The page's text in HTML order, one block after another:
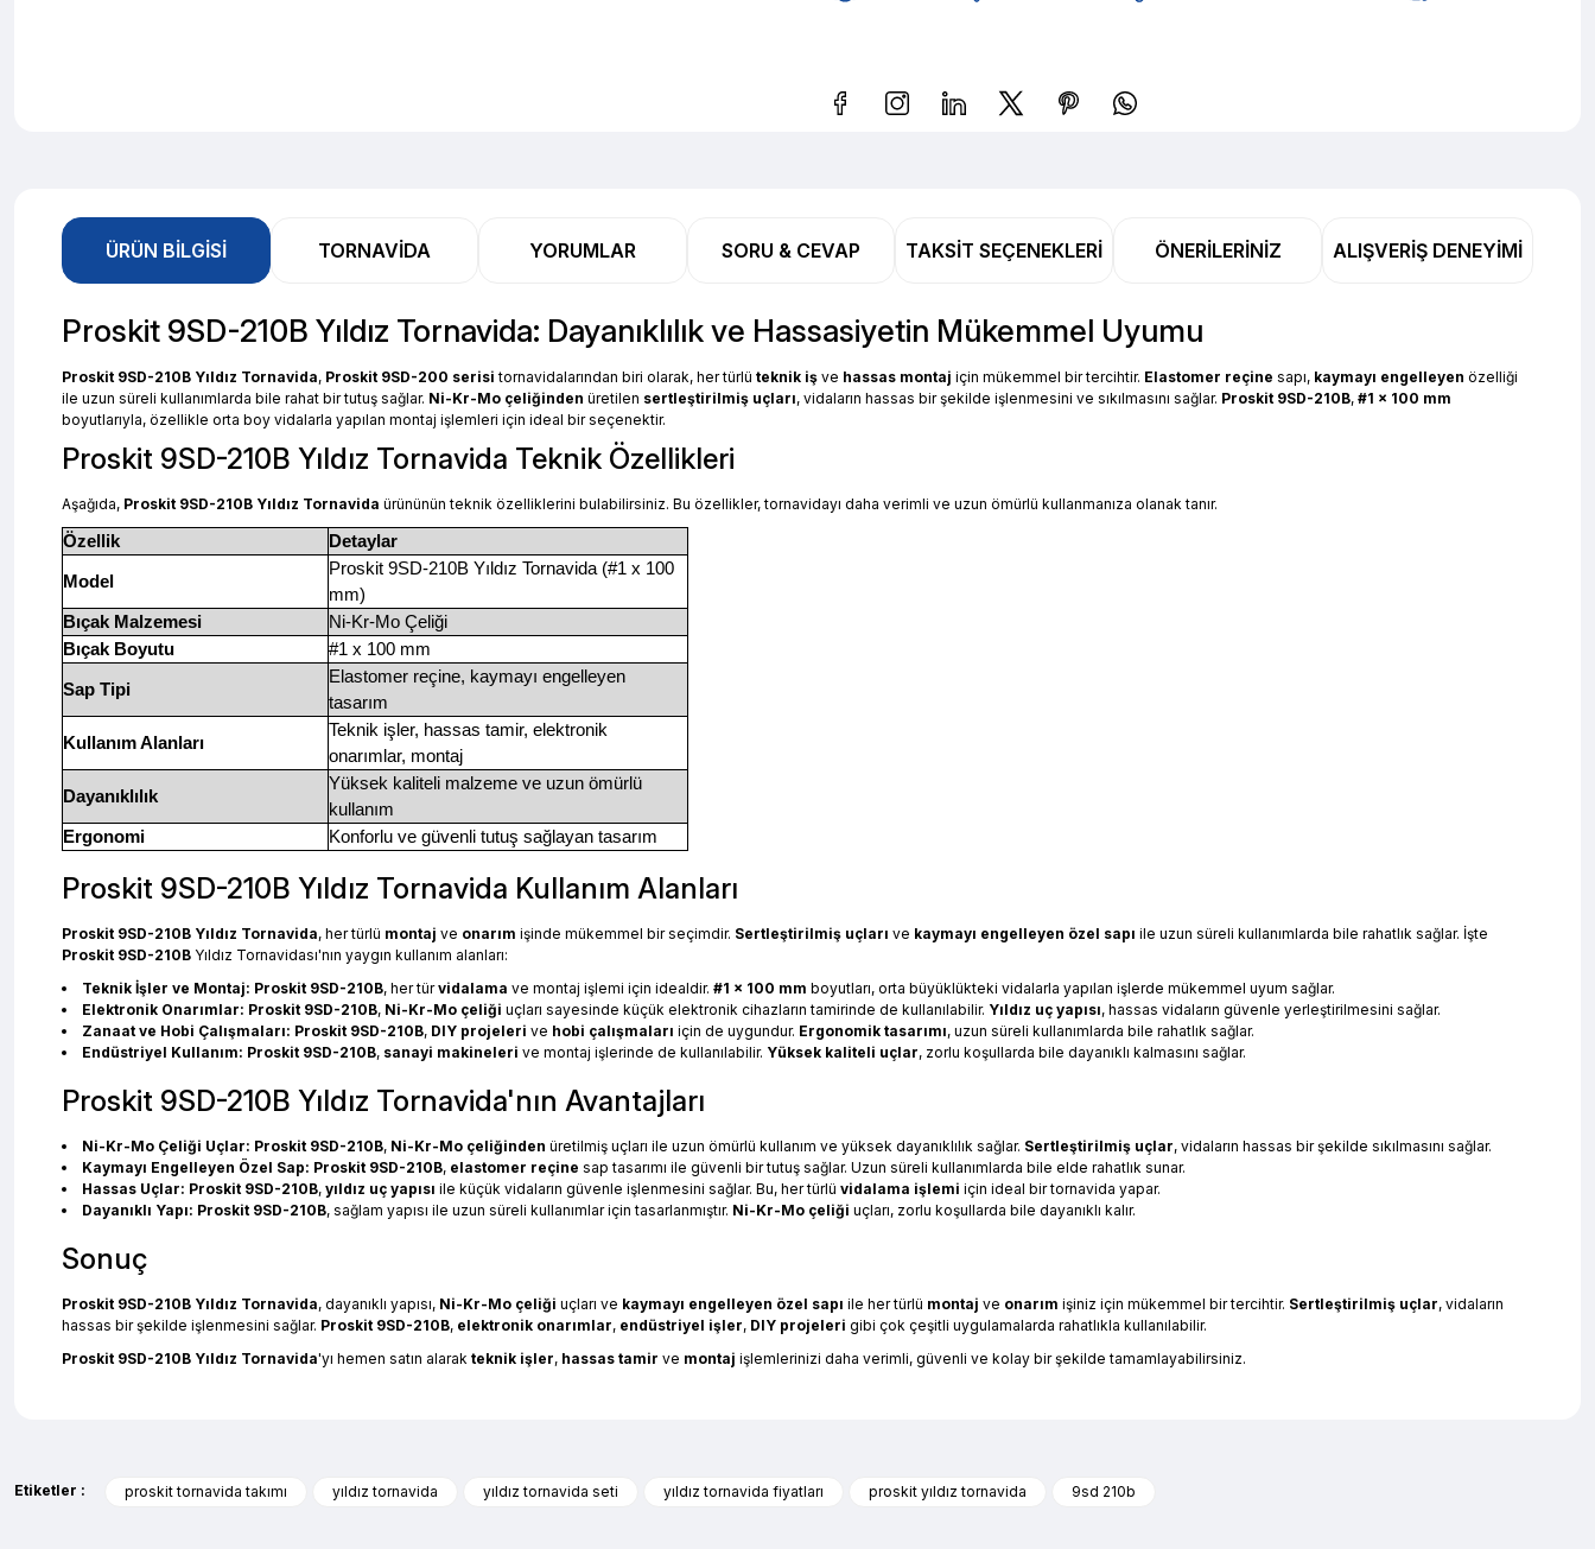
ÜRÜN BILGISI TORNAVIDA YORUMLAR SORU & CEVAP TAKSIT SEÇENEKLERI ÖNERILERINIZ ALIŞVERIŞ DENEYIMI
Proskit 9SD-210B Yıldız Tornavida: Dayanıklılık ve Hassasiyetin Mükemmel Uyumu
Proskit 9SD-210B Yıldız Tornavida, Proskit 9SD-200 serisi tornavidalarından biri olarak, her türlü teknik iş ve hassas montaj için mükemmel bir tercihtir. Elastomer reçine sapı, kaymayı engelleyen özelliği
ile uzun süreli kullanımlarda bile rahat bir tutuş sağlar. Ni-Kr-Mo çeliğinden üretilen sertleştirilmiş uçları, vidaların hassas bir şekilde işlenmesini ve sıkılmasını sağlar. Proskit 9SD-210B, #1 x 100 mm
boyutlarıyla, özellikle orta boy vidalarla yapılan montaj işlemleri için ideal bir seçenektir.
Proskit 9SD-210B Yıldız Tornavida Teknik Özellikleri
Aşağıda, Proskit 9SD-210B Yıldız Tornavida ürününün teknik özelliklerini bulabilirsiniz. Bu özellikler, tornavidayı daha verimli ve uzun ömürlü kullanmanıza olanak tanır.
Özellik Detaylar
Model
Proskit 9SD-210B Yıldız Tornavida (#1 x 100
mm)
Bıçak Malzemesi
Ni-Kr-Mo Çeliği
Bıçak Boyutu
#1 x 100 mm
Sap Tipi
Elastomer reçine, kaymayı engelleyen
tasarım
Kullanım Alanları
Teknik işler, hassas tamir, elektronik
onarımlar, montaj
Dayanıklılık
Yüksek kaliteli malzeme ve uzun ömürlü
kullanım
Ergonomi
Konforlu ve güvenli tutuş sağlayan tasarım
Proskit 9SD-210B Yıldız Tornavida Kullanım Alanları
Proskit 9SD-210B Yıldız Tornavida, her türlü montaj ve onarım işinde mükemmel bir seçimdir. Sertleştirilmiş uçları ve kaymayı engelleyen özel sapı ile uzun süreli kullanımlarda bile rahatlık sağlar. İşte
Proskit 9SD-210B Yıldız Tornavidası'nın yaygın kullanım alanları:
Teknik İşler ve Montaj: Proskit 9SD-210B, her türvidalama ve montaj işlemi için idealdir. #1 x 100 mm boyutları, orta büyüklükteki vidalarla yapılan işlerde mükemmel uyum sağlar.
Elektronik Onarımlar: Proskit 9SD-210B, Ni-Kr-Mo çeliği uçları sayesinde küçük elektronik cihazların tamirinde de kullanılabilir. Yıldız uç yapısı, hassas vidaların güvenle yerleştirilmesini sağlar.
Zanaat ve Hobi Çalışmaları: Proskit 9SD-210B, DIY projeleri ve hobi çalışmaları için de uygundur. Ergonomik tasarımı, uzun süreli kullanımlarda bile rahatlık sağlar.
Endüstriyel Kullanım: Proskit 9SD-210B, sanayi makineleri ve montaj işlerinde de kullanılabilir. Yüksek kaliteli uçlar, zorlu koşullarda bile dayanıklı kalmasını sağlar.
Proskit 9SD-210B Yıldız Tornavida'nın Avantajları
Ni-Kr-Mo Çeliği Uçlar: Proskit 9SD-210B, Ni-Kr-Mo çeliğinden üretilmiş uçları ile uzun ömürlü kullanım ve yüksek dayanıklılık sağlar. Sertleştirilmiş uçlar, vidaların hassas bir şekilde sıkılmasını sağlar.
Kaymayı Engelleyen Özel Sap: Proskit 9SD-210B, elastomer reçine sap tasarımı ile güvenli bir tutuş sağlar. Uzun süreli kullanımlarda bile elde rahatlık sunar.
Hassas Uçlar: Proskit 9SD-210B, yıldız uç yapısı ile küçük vidaların güvenle işlenmesini sağlar. Bu, her türlü vidalama işlemi için ideal bir tornavida yapar.
Dayanıklı Yapı: Proskit 9SD-210B, sağlam yapısı ile uzun süreli kullanımlar için tasarlanmıştır. Ni-Kr-Mo çeliği uçları, zorlu koşullarda bile dayanıklı kalır.
Sonuç
Proskit 9SD-210B Yıldız Tornavida, dayanıklı yapısı, Ni-Kr-Mo çeliği uçları ve kaymayı engelleyen özel sapı ile her türlü montaj ve onarım işiniz için mükemmel bir tercihtir. Sertleştirilmiş uçlar, vidaların
hassas bir şekilde işlenmesini sağlar. Proskit 9SD-210B, elektronik onarımlar, endüstriyel işler, DIY projeleri gibi çok çeşitli uygulamalarda rahatlıkla kullanılabilir.
Proskit 9SD-210B Yıldız Tornavida'yı hemen satın alarak teknik işler, hassas tamir ve montaj işlemlerinizi daha verimli, güvenli ve kolay bir şekilde tamamlayabilirsiniz.
Tornavida , hayatımızda en sık karşılaştığımız ve en kullanışlı aletlerden biridir. Her türlü onarım ve montaj işlemi için vazgeçilmez olan bu ürün, geniş bir çeşitlilik sunar.
Bu ürüne ilk yorumu siz yapın!
Ürün hakkında henüz soru sorulmamış.
Selim Toprak | 04/08/2026
Etiketler : proskit tornavida takımı yıldız tornavida yıldız tornavida seti yıldız tornavida fiyatları proskit yıldız tornavida 9sd 210b